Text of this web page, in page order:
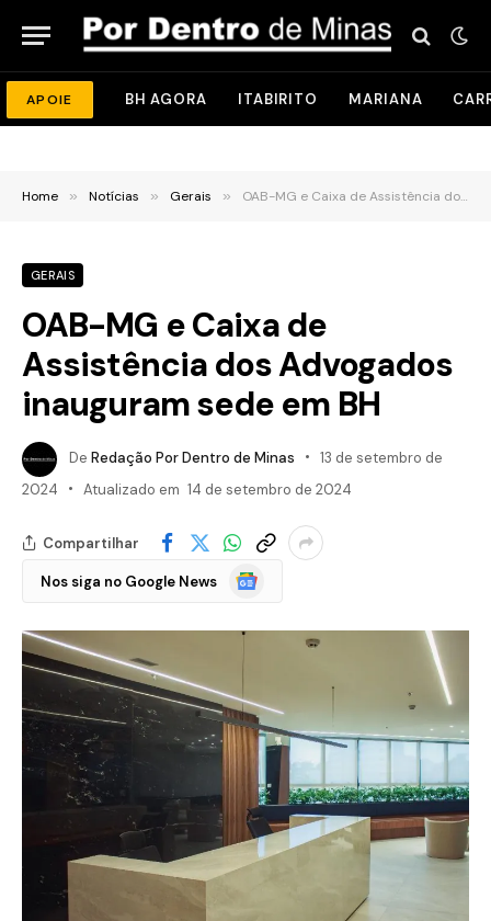
APOIE BH AGORA ITABIRITO MARIANA
Home » Notícias » Gerais » OAB-MG e Caixa de Assistência dos Advogados inauguram sede em BH
GERAIS
OAB-MG e Caixa de
Assistência dos Advogados
inauguram sede em BH
De Redação Por Dentro de Minas
13 de setembro de
2024
Atualizado em 14 de setembro de 2024
Compartilhar
Nos siga no Google News
Google
Notícias